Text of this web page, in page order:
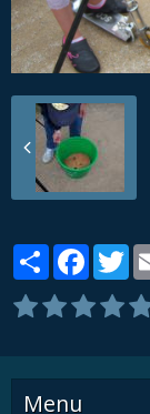
Partager
Menu